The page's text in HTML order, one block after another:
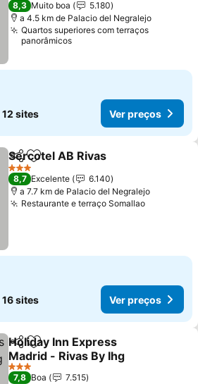
8,3 Muito boa
5.180
a 4.5 km de Palacio del Negralejo
Quartos superiores com terraços
panorâmicos
12 sites Ver preços
PartilharAdicionar aos favoritos
Sercotel AB Rivas
3 Estrelas
8,7 Excelente
6.140
a 7.7 km de Palacio del Negralejo
Restaurante e terraço Somallao
16 sites Ver preços
PartilharAdicionar aos favoritos
Holiday Inn Express
Madrid - Rivas By Ihg
3 Estrelas
7,8 Boa
7.515